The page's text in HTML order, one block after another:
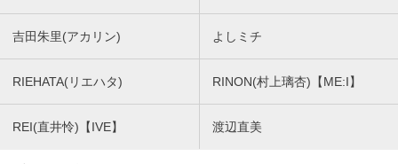
吉田朱里(アカリン) よしミチ
RIEHATA(リエハタ) RINON(村上璃杏)【ME:I】
REI(直井怜)【IVE】 渡辺直美